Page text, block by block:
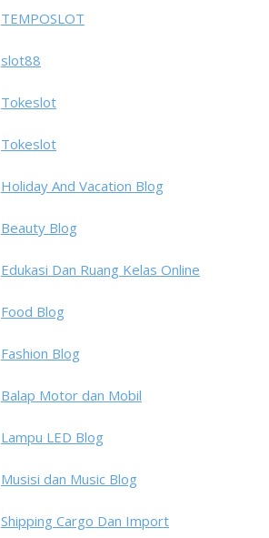
TEMPOSLOT
slot88
Tokeslot
Tokeslot
Holiday And Vacation Blog
Beauty Blog
Edukasi Dan Ruang Kelas Online
Food Blog
Fashion Blog
Balap Motor dan Mobil
Lampu LED Blog
Musisi dan Music Blog
Shipping Cargo Dan Import